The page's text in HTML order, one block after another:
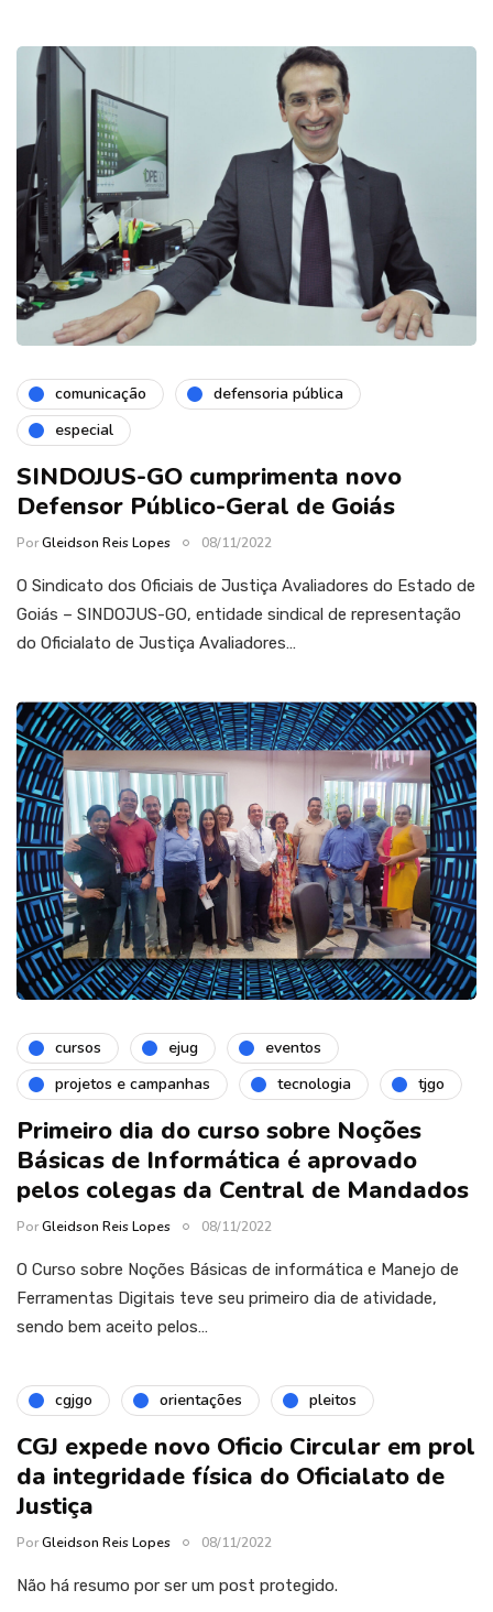
comunicação
defensoria pública
especial
SINDOJUS-GO cumprimenta novo
Defensor Público-Geral de Goiás
PorGleidson Reis Lopes 08/11/2022
O Sindicato dos Oficiais de Justiça Avaliadores do Estado de
Goiás – SINDOJUS-GO, entidade sindical de representação
do Oficialato de Justiça Avaliadores…
cursos ejug
eventos
projetos e campanhas
tecnologia tjgo
Primeiro dia do curso sobre Noções
Básicas de Informática é aprovado
pelos colegas da Central de Mandados
PorGleidson Reis Lopes 08/11/2022
O Curso sobre Noções Básicas de informática e Manejo de
Ferramentas Digitais teve seu primeiro dia de atividade,
sendo bem aceito pelos…
cgjgo orientações pleitos
CGJ expede novo Oficio Circular em prol
da integridade física do Oficialato de
Justiça
PorGleidson Reis Lopes 08/11/2022
Não há resumo por ser um post protegido.